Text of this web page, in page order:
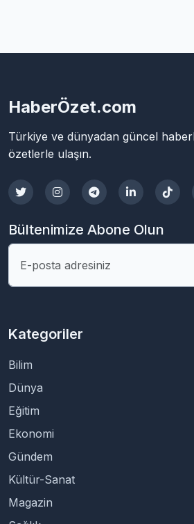
HaberÖzet.com
Türkiye ve dünyadan güncel
özetlerle ulaşın.
Bültenimize Abone Olun
Kategoriler
Bilim
Dünya
Eğitim
Ekonomi
Gündem
Kültür-Sanat
Magazin